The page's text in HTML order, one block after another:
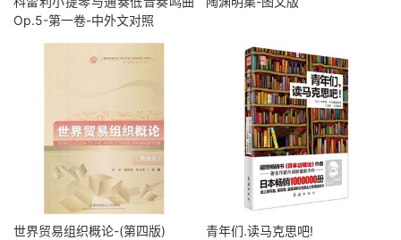
Op.5-第一卷-中外文对照
世界贸易组织概论-(第四版) 青年们.读马克思吧!